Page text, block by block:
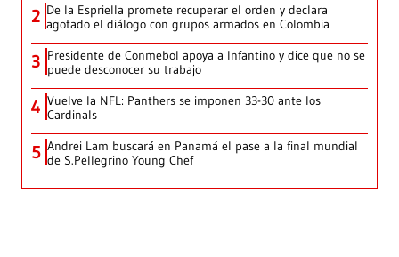
2 De la Espriella promete recuperar el orden y declara
agotado el diálogo con grupos armados en Colombia
3 Presidente de Conmebol apoya a Infantino y dice que no se
puede desconocer su trabajo
4 Vuelve la NFL: Panthers se imponen 33-30 ante los
Cardinals
5 Andrei Lam buscará en Panamá el pase a la final mundial
de S.Pellegrino Young Chef